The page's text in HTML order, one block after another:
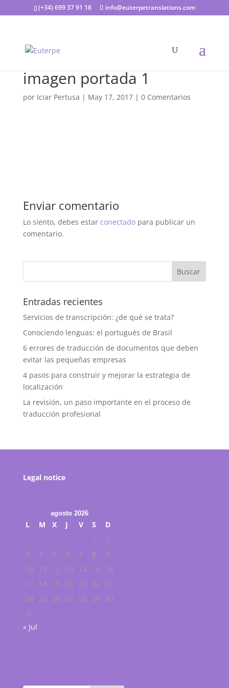
(+34) 699 37 91 18 info@euterpetranslations.com
imagen portada 1
por Iciar Pertusa | May 17, 2017| 0 Comentarios
Enviar comentario
Lo siento, debes estar conectadopara publicar un
comentario.
Entradas recientes
Servicios de transcripción: ¿de qué se trata?
Conociendo lenguas: el portugués de Brasil
6 errores de traducción de documentos que deben
evitar las pequeñas empresas
4 pasos para construir y mejorar la estrategia de
localización
La revisión, un paso importante en el proceso de
traducción profesional
Legal notice
agosto 2026
L M X J V S
D
1
2
3
4 5 6 7 8
9
10
11 12 13 14 15
16
17
18 19 20 21 22
23
24 25 26 27 28 29
30
31
« Jul